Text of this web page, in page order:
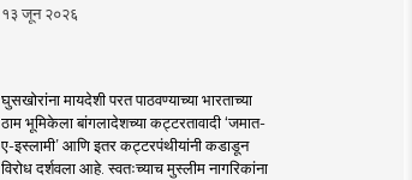
१३ जून २०२६
घुसखोरांना मायदेशी परत पाठवण्याच्या भारताच्या
ठाम भूमिकेला बांगलादेशच्या कट्टरतावादी ‘जमात-
ए-इस्लामी’ आणि इतर कट्टरपंथीयांनी कडाडून
विरोध दर्शवला आहे. स्वतःच्याच मुस्लीम नागरिकांना